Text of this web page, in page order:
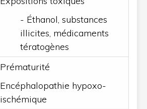
- Éthanol, substances
illicites, médicaments
tératogènes
Prématurité
Encéphalopathie hypoxo-
ischémique